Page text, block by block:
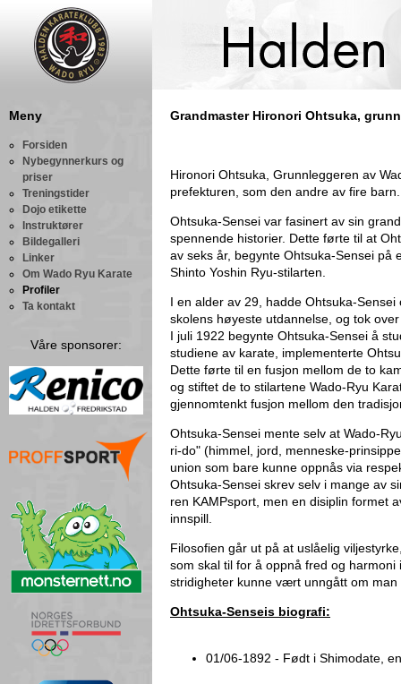
Meny
Forsiden
Nybegynnerkurs og
priser
Treningstider
Dojo etikette
Instruktører
Bildegalleri
Linker
Om Wado Ryu Karate
Profiler
Ta kontakt
Våre sponsorer:
Grandmaster Hironori Ohtsuka,
Hironori Ohtsuka, Grunnleggeren av
prefekturen, som den andre av fire barn.
Ohtsuka-Sensei var fasinert av sin
spennende historier. Dette førte til at
av seks år, begynte Ohtsuka-Sensei på
Shinto Yoshin Ryu-stilarten.
I en alder av 29, hadde Ohtsuka-
skolens høyeste utdannelse, og tok
I juli 1922 begynte Ohtsuka-Sensei å
studiene av karate, implementerte
Dette førte til en fusjon mellom de to
og stiftet de to stilartene Wado-Ryu
gjennomtenkt fusjon mellom den
Ohtsuka-Sensei mente selv at Wado-
ri-do" (himmel, jord, menneske-
union som bare kunne oppnås via
Ohtsuka-Sensei skrev selv i mange av
ren KAMPsport, men en disiplin formet
innspill.
Filosofien går ut på at uslåelig
som skal til for å oppnå fred og
stridigheter kunne vært unngått om
Ohtsuka-Senseis biografi:
01/06-1892 - Født i Shimodate,